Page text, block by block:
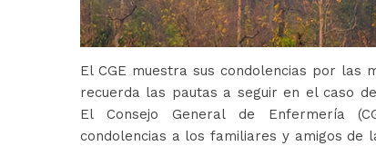
El CGE muestra sus condolencias por las
recuerda las pautas a seguir en el caso
El Consejo General de Enfermería
condolencias a los familiares y amigos de